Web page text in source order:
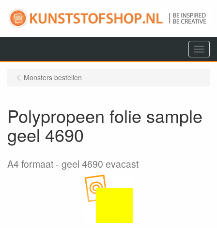
Menu
Monsters bestellen
Polypropeen folie sample
geel 4690
A4 formaat geel 4690 evacast